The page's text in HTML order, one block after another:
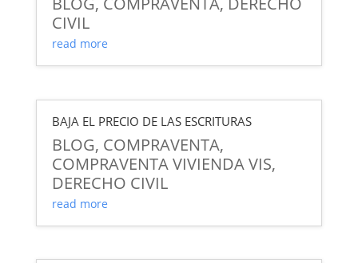
CIVIL
read more
BAJA EL PRECIO DE LAS ESCRITURAS
BLOG, COMPRAVENTA,
COMPRAVENTA VIVIENDA VIS,
DERECHO CIVIL
read more